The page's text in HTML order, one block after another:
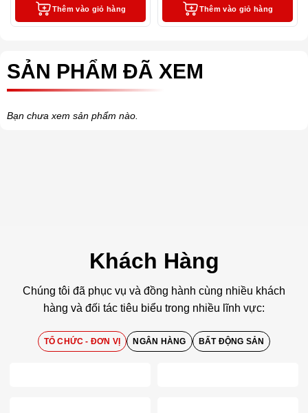
Thêm vào giỏ hàng Thêm vào giỏ hàng
SẢN PHẨM ĐÃ XEM
Bạn chưa xem sản phẩm nào.
Khách Hàng
Chúng tôi đã phục vụ và đồng hành cùng nhiều khách
hàng và đối tác tiêu biểu trong nhiều lĩnh vực:
TỔ CHỨC - ĐƠN VỊ NGÂN HÀNG BẤT ĐỘNG SẢN